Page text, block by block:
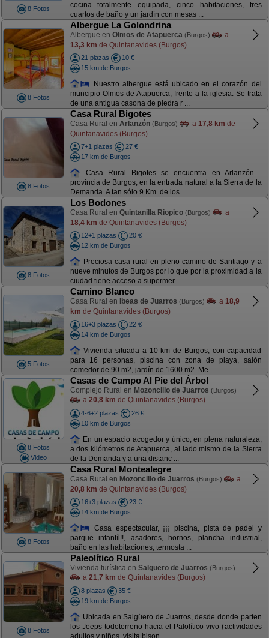
8 Fotos
cocina totalmente equipada, cinco habitaciones, tres
cuartos de baño y un jardín con mesas ...
8 Fotos
Albergue La Golondrina
Albergue en Olmos de Atapuerca (Burgos)
a
13,3 km de Quintanavides (Burgos)
21 plazas
10 €
15 km de Burgos
Nuestro albergue está ubicado en el corazón del
muncipio Olmos de Atapuerca, frente a la iglesia. Se trata
de una antigua casona de piedra r ...
8 Fotos
Casa Rural Bigotes
Casa Rural en Arlanzón (Burgos) a 17,8 km de
Quintanavides (Burgos)
7+1 plazas
27 €
17 km de Burgos
Casa Rural Bigotes se encuentra en Arlanzón -
provincia de Burgos, en la entrada natural a la Sierra de la
Demanda. A tan sólo 9 Km. de los ...
8 Fotos
Los Bodones
Casa Rural en Quintanilla Riopico (Burgos)
a
18,4 km de Quintanavides (Burgos)
12+1 plazas
20 €
12 km de Burgos
Preciosa casa rural en pleno camino de Santiago y a
nueve minutos de Burgos por lo que por la proximidad a la
ciudad tiene acceso a supermer ...
5 Fotos
Camino Blanco
Casa Rural en Ibeas de Juarros (Burgos) a 18,9
km de Quintanavides (Burgos)
16+3 plazas
22 €
14 km de Burgos
Vivienda situada a 10 km de Burgos, con capacidad
para 16 personas, piscina con zona de playa, salón
comedor de 90 m2, jardín de 1600 m2. Me ...
8 Fotos
Video
Casas de Campo Al Pie del Árbol
Complejo Rural en Mozoncillo de Juarros (Burgos)
a 20,8 km de Quintanavides (Burgos)
4-6+2 plazas
26 €
10 km de Burgos
En un espacio acogedor y único, en plena naturaleza,
a dos kilómetros de Atapuerca, al lado mismo de la Sierra
de la Demanda y a una distanc ...
8 Fotos
Casa Rural Montealegre
Casa Rural en Mozoncillo de Juarros (Burgos)
a
20,8 km de Quintanavides (Burgos)
16+3 plazas
23 €
14 km de Burgos
Casa espectacular, ¡¡¡ piscina, pista de padel y
parque infantíl!!, asadores, hornos, plancha industrial,
baño en las habitaciones, termosta ...
8 Fotos
Paleolítico Rural
Vivienda turística en Salgüero de Juarros (Burgos)
a 21,7 km de Quintanavides (Burgos)
8 plazas
35 €
19 km de Burgos
Ubicada en Salgüero de Juarros, desde donde parten
los Jeeps todoterreno hacia el Palolítico vivo (actividades